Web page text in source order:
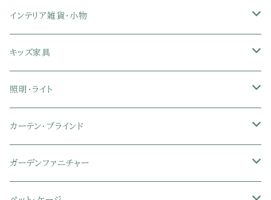
幅151～180cmテレビ台
折りたたみベッド
ソファベッド
マットレス
セミシングル
シングル
セミシングル
シングル
ひんやりマット（冷却マット）
こたつ布団
シングル
セミダブル
ダブル
6人用ダイニングテーブルセット
木製ダイニング
スチール脚ダイニング
カウンターテーブル
伸縮式テーブル
キーボードスライダー付きデスク
学習机
ツインデスク
デスクセット
サイドワゴン・チェスト
リクライニングチェア
ハイバックオフィスチェア
リビングチェア
スツール・オットマン
学習椅子
ファブリックチェア
革・レザー・合皮チェア
オフィスデスク
オフィス収納
オフィス雑貨
オフィス家電
ランドリーラック
タオルハンガー
洗濯カゴ・ワゴン
物干しスタンド
トイレ用品
インテリア雑貨・小物
タオル
食器・食器スタンド
キャニスター・ディスペンサー
コーヒーサーバー
キッズ家具
絵本ラック・本棚
ラック・ランドセルラック
おもちゃ・キッズ収納
照明・ライト
シーリングライト
シーリングファンライト
カーテン・ブラインド
ドレープカーテン
ガーデンファニチャー